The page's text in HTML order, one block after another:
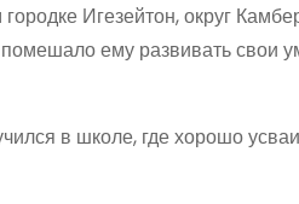
Игезейтон, округ
ему развивать свои
в школе, где хорошо